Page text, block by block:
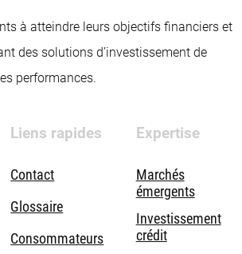
à atteindre leurs objectifs financiers et
des solutions d’investissement de
performances.
Liens rapides
Contact
Glossaire
Consommateurs
Expertise
Marchés
émergents
Investissement
crédit